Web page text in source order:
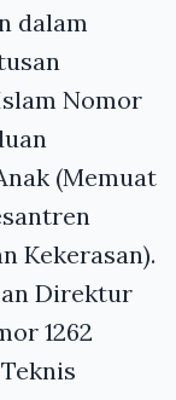
dalam
Nomor
(Memuat
Kekerasan).
Direktur
1262